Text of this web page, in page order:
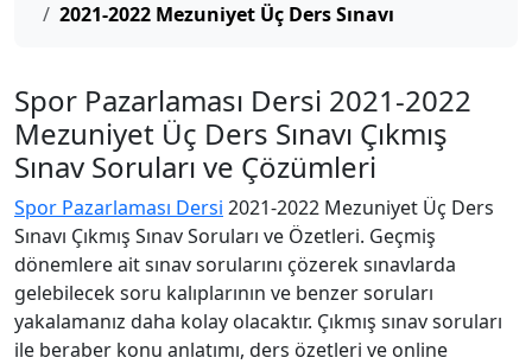
2021-2022 Mezuniyet Üç Ders Sınavı
Spor Pazarlaması Dersi 2021-2022
Mezuniyet Üç Ders Sınavı Çıkmış
Sınav Soruları ve Çözümleri
Spor Pazarlaması Dersi 2021-2022 Mezuniyet Üç Ders
Sınavı Çıkmış Sınav Soruları ve Özetleri. Geçmiş
dönemlere ait sınav sorularını çözerek sınavlarda
gelebilecek soru kalıplarının ve benzer soruları
yakalamanız daha kolay olacaktır. Çıkmış sınav soruları
ile beraber konu anlatımı, ders özetleri ve online